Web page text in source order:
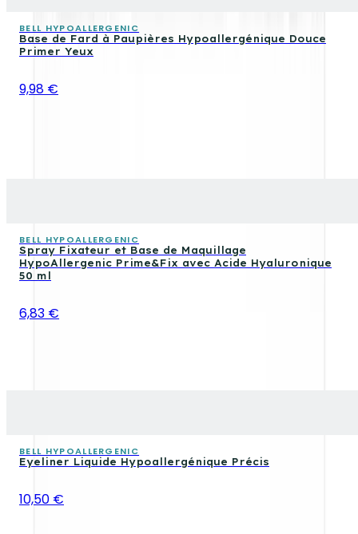
BELL HYPOALLERGENIC
Base de Fard à Paupières Hypoallergénique Douce
Primer Yeux
9,98 €
BELL HYPOALLERGENIC
Spray Fixateur et Base de Maquillage
HypoAllergenic Prime&Fix avec Acide Hyaluronique
50 ml
6,83 €
BELL HYPOALLERGENIC
Eyeliner Liquide Hypoallergénique Précis
10,50 €